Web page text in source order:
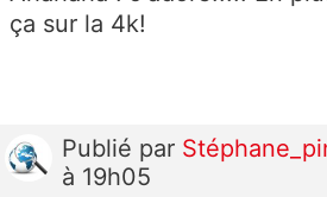
ça sur la 4k!
Publié par
à 19h05